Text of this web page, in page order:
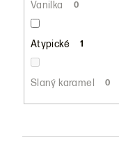
Vanilka 0
Atypické 1
Slaný karamel 0